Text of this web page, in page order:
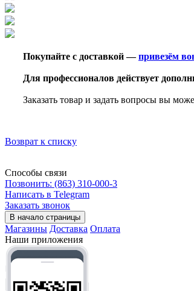
Покупайте с доставкой —привезём
Для профессионалов действует
Заказать товар и задать вопросы вы
Возврат к списку
Способы связи
Позвонить: (863) 310-000-3
Написать в Telegram
Заказать звонок
В начало страницы
Магазины Доставка Оплата
Наши приложения